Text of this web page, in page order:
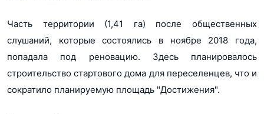
Часть территории (1,41 га) после общественных
слушаний, которые состоялись в ноябре 2018 года,
попадала под реновацию. Здесь планировалось
строительство стартового дома для переселенцев, что и
сократило планируемую площадь "Достижения".